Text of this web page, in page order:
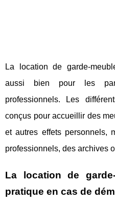
La location de garde-
aussi bien pour les
professionnels. Les
conçus pour accueillir des
et autres effets personnels,
professionnels, des archives
La location de
pratique en cas de